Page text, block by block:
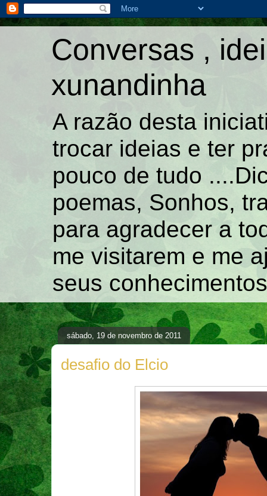
Conversas ,
xunandinha
A razão desta
trocar ideias e ter
pouco de tudo
poemas, Sonhos,
para agradecer a
me visitarem e me
seus
sábado, 19 de novembro de 2011
desafio do Elcio